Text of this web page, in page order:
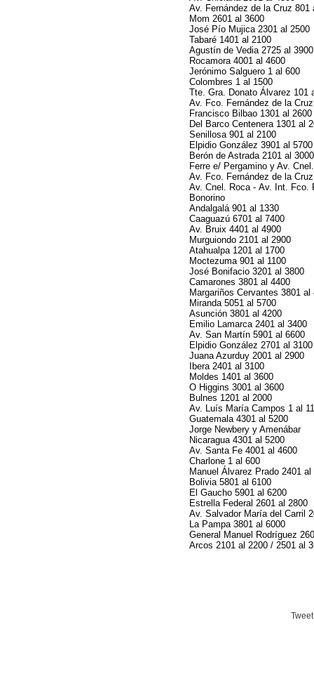
Av. Fernández de la Cruz 801
Mom 2601 al 3600
José Pío Mujica 2301 al 2500
Tabaré 1401 al 2100
Agustín de Vedia 2725 al 3900
Rocamora 4001 al 4600
Jerónimo Salguero 1 al 600
Colombres 1 al 1500
Tte. Gra. Donato Álvarez 101
Av. Fco. Fernández de la
Francisco Bilbao 1301 al 2600
Del Barco Centenera 1301 al
Senillosa 901 al 2100
Elpidio González 3901 al 5700
Berón de Astrada 2101 al 3000
Ferre e/ Pergamino y Av.
Av. Fco. Fernández de la
Av. Cnel. Roca - Av. Int. Fco.
Bonorino
Andalgalá 901 al 1330
Caaguazú 6701 al 7400
Av. Bruix 4401 al 4900
Murguiondo 2101 al 2900
Atahualpa 1201 al 1700
Moctezuma 901 al 1100
José Bonifacio 3201 al 3800
Camarones 3801 al 4400
Margariños Cervantes 3801 al
Miranda 5051 al 5700
Asunción 3801 al 4200
Emilio Lamarca 2401 al 3400
Av. San Martín 5901 al 6600
Elpidio González 2701 al 3100
Juana Azurduy 2001 al 2900
Ibera 2401 al 3100
Moldes 1401 al 3600
O Higgins 3001 al 3600
Bulnes 1201 al 2000
Av. Luís María Campos 1 al
Guatemala 4301 al 5200
Jorge Newbery y Amenábar
Nicaragua 4301 al 5200
Av. Santa Fe 4001 al 4600
Charlone 1 al 600
Manuel Álvarez Prado 2401 al
Bolivia 5801 al 6100
El Gaucho 5901 al 6200
Estrella Federal 2601 al 2800
Av. Salvador María del Carril
La Pampa 3801 al 6000
General Manuel Rodríguez
Arcos 2101 al 2200 / 2501 al
Tweet